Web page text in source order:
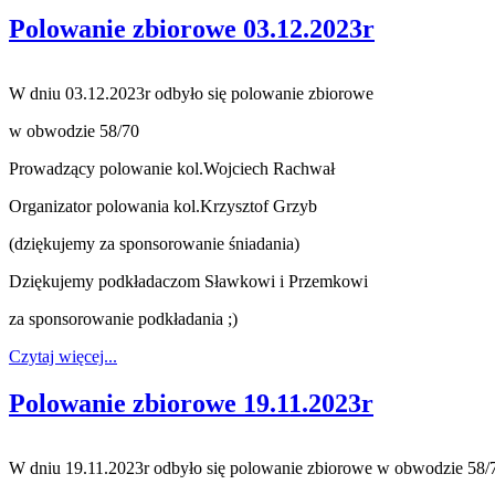
Polowanie zbiorowe 03.12.2023r
W dniu 03.12.2023r odbyło się polowanie zbiorowe
w obwodzie 58/70
Prowadzący polowanie kol.Wojciech Rachwał
Organizator polowania kol.Krzysztof Grzyb
(dziękujemy za sponsorowanie śniadania)
Dziękujemy podkładaczom Sławkowi i Przemkowi
za sponsorowanie podkładania ;)
Czytaj więcej...
Polowanie zbiorowe 19.11.2023r
W dniu 19.11.2023r odbyło się polowanie zbiorowe w obwodzie 58/